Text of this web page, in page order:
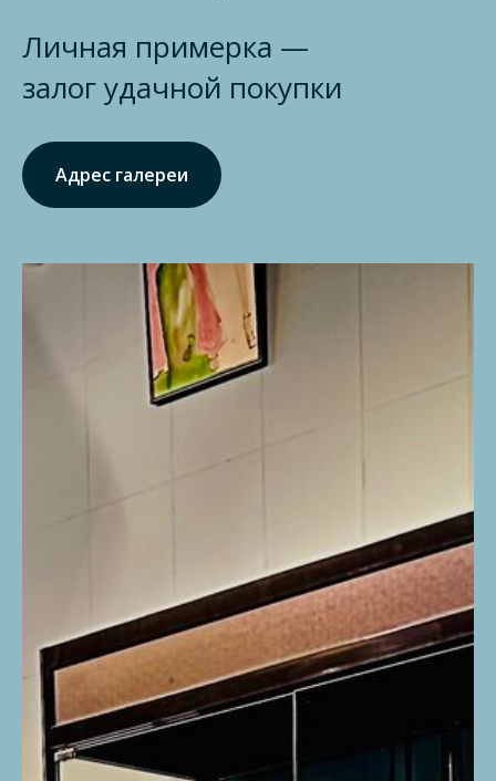
Личная примерка —
залог удачной покупки
Адрес галереи